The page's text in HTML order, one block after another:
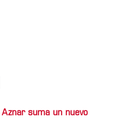
suma un nuevo